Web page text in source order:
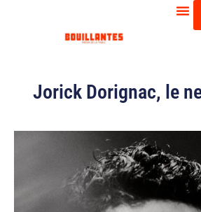
Jorick Dorignac, le